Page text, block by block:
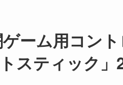
ーム用コン
スティック」